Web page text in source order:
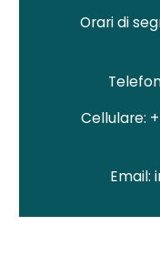
Orari di
Cellulare: +
Email: